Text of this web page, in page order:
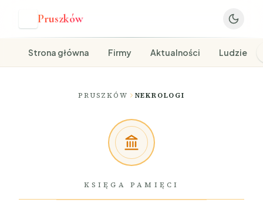
Pruszków
Strona główna Firmy Aktualności Ludzie
PRUSZKÓW NEKROLOGI
KSIĘGA PAMIĘCI